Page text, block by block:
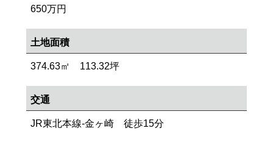
650万円
土地面積
374.63㎡ 113.32坪
交通
JR東北本線-金ヶ崎 徒歩15分